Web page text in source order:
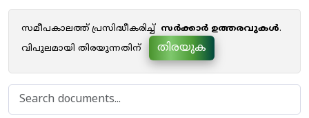
സമീപകാലത്ത് പ്രസിദ്ധീകരിച്ച് സർക്കാർ ഉത്തരവുകൾ.
വിപുലമായി തിരയുന്നതിന്
തിരയുക